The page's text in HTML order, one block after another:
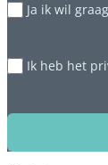
Ja ik wil
Ik heb het